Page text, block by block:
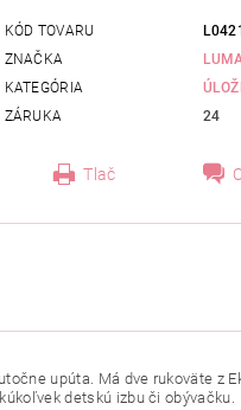
KÓD TOVARU
ZNAČKA
KATEGÓRIA
ZÁRUKA
24
Tlač
upúta. Má dve rukoväte z
detskú izbu či obývačku.